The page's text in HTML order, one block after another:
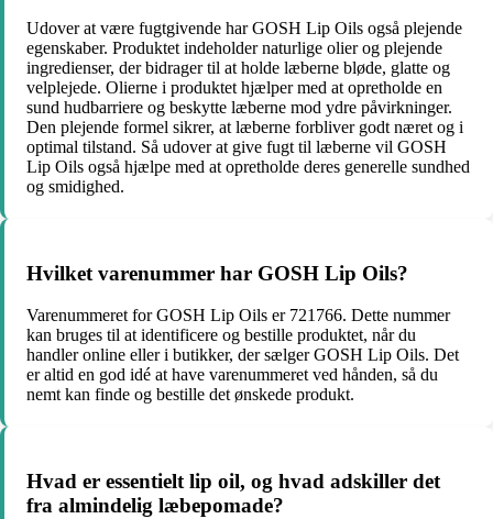
Udover at være fugtgivende har GOSH Lip Oils også plejende
egenskaber. Produktet indeholder naturlige olier og plejende
ingredienser, der bidrager til at holde læberne bløde, glatte og
velplejede. Olierne i produktet hjælper med at opretholde en
sund hudbarriere og beskytte læberne mod ydre påvirkninger.
Den plejende formel sikrer, at læberne forbliver godt næret og i
optimal tilstand. Så udover at give fugt til læberne vil GOSH
Lip Oils også hjælpe med at opretholde deres generelle sundhed
og smidighed.
Hvilket varenummer har GOSH Lip Oils?
Varenummeret for GOSH Lip Oils er 721766. Dette nummer
kan bruges til at identificere og bestille produktet, når du
handler online eller i butikker, der sælger GOSH Lip Oils. Det
er altid en god idé at have varenummeret ved hånden, så du
nemt kan finde og bestille det ønskede produkt.
Hvad er essentielt lip oil, og hvad adskiller det
fra almindelig læbepomade?